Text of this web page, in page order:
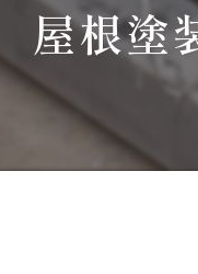
屋根